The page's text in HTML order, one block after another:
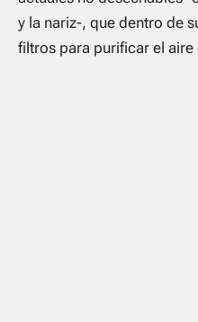
y la nariz-, que dentro de
filtros para purificar el